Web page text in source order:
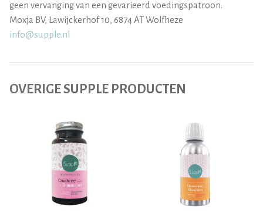
geen vervanging van een gevarieerd voedingspatroon.
Moxja BV, Lawijckerhof 10, 6874 AT Wolfheze
info@supple.nl
OVERIGE SUPPLE PRODUCTEN